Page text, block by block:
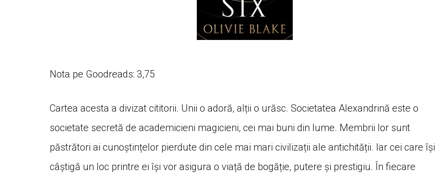
Nota pe Goodreads: 3,75
Cartea acesta a divizat cititorii. Unii o adoră, alții o urăsc. Societatea Alexandrină este o
societate secretă de academicieni magicieni, cei mai buni din lume. Membrii lor sunt
păstrători ai cunoștințelor pierdute din cele mai mari civilizații ale antichității. Iar cei care își
câștigă un loc printre ei își vor asigura o viață de bogăție, putere și prestigiu. În fiecare